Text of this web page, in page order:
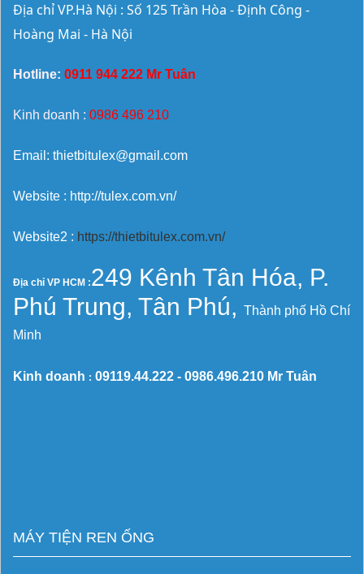
Địa chỉ VP.Hà Nội : Số 125 Trần Hòa - Định Công -
Hoàng Mai - Hà Nội
Hotline: 0911 944 222 Mr Tuân
Kinh doanh : 0986 496 210
Email: thietbitulex@gmail.com
Website : http://tulex.com.vn/
Website2 : https://thietbitulex.com.vn/
Địa chỉ VP HCM :249 Kênh Tân Hóa, P.
Phú Trung, Tân Phú, Thành phố Hồ Chí
Minh
Kinh doanh : 09119.44.222 - 0986.496.210 Mr Tuân
MÁY TIỆN REN ỐNG